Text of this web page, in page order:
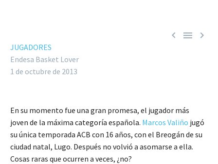
  
JUGADORES
Endesa Basket Lover
1 de octubre de 2013
En su momento fue una gran promesa, el jugador más
joven de la máxima categoría española. Marcos Valiño jugó
su única temporada ACB con 16 años, con el Breogán de su
ciudad natal, Lugo. Después no volvió a asomarse a ella.
Cosas raras que ocurren a veces, ¿no?